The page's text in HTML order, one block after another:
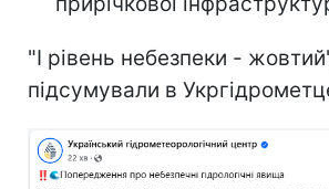
"І рівень небезпеки -
підсумували в